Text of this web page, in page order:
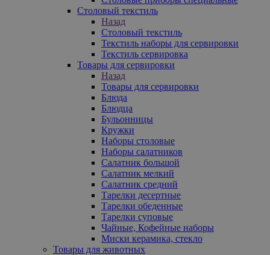
Столовый текстиль
Назад
Столовый текстиль
Текстиль наборы для сервировки
Текстиль сервировка
Товары для сервировки
Назад
Товары для сервировки
Блюда
Блюдца
Бульонницы
Кружки
Наборы столовые
Наборы салатников
Салатник большой
Салатник мелкий
Салатник средний
Тарелки десертные
Тарелки обеденные
Тарелки суповые
Чайные, Кофейные наборы
Миски керамика, стекло
Товары для животных